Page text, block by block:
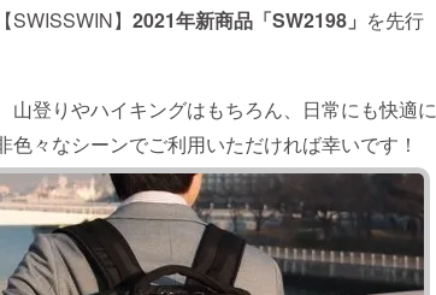
】 2021年新商品「SW2198」 を先行
登りやハイキングはもちろん、日常にも快適に
々なシーンでご利用いただければ幸いです！